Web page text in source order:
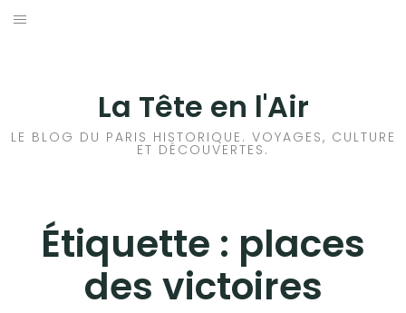
Aller
La Tête en l'Air
LE BLOG DU PARIS HISTORIQUE. VOYAGES, CULTURE
ET DÉCOUVERTES.
Étiquette : places
des victoires
HISTOIRES EN ILE DE FRANCE
VOYAGES À L’ÉTRANGER